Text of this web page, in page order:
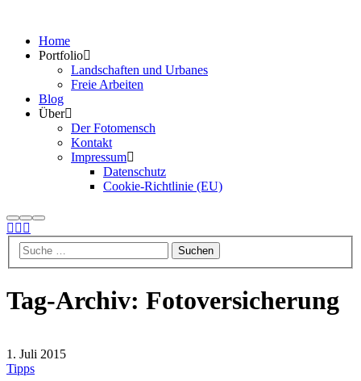
Home
Portfolio
Landschaften und Urbanes
Freie Arbeiten
Blog
Über
Der Fotomensch
Kontakt
Impressum
Datenschutz
Cookie-Richtlinie (EU)
Suchen
Mehr
Info
Hauptmenü
Tag-Archiv: Fotoversicherung
1. Juli 2015
Tipps